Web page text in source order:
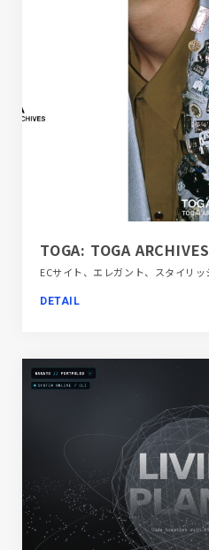
TOGA: TOGA ARCHIVES
DETAIL